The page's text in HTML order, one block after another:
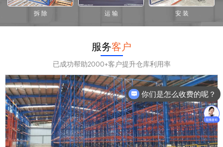
拆 除 运 输 安 装
服务客户
已成功帮助2000+客户提升仓库利用率
你们是怎么收费的呢？